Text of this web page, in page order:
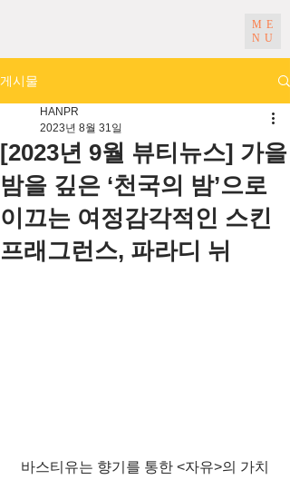
ME
NU
게시물
[2023년 9월 뷰티뉴스] 가을
밤을 깊은 ‘천국의 밤’으로
이끄는 여정감각적인 스킨
프래그런스, 파라디 뉘
HANPR
2023년 8월 31일
바스티유는 향기를 통한 <자유>의 가치